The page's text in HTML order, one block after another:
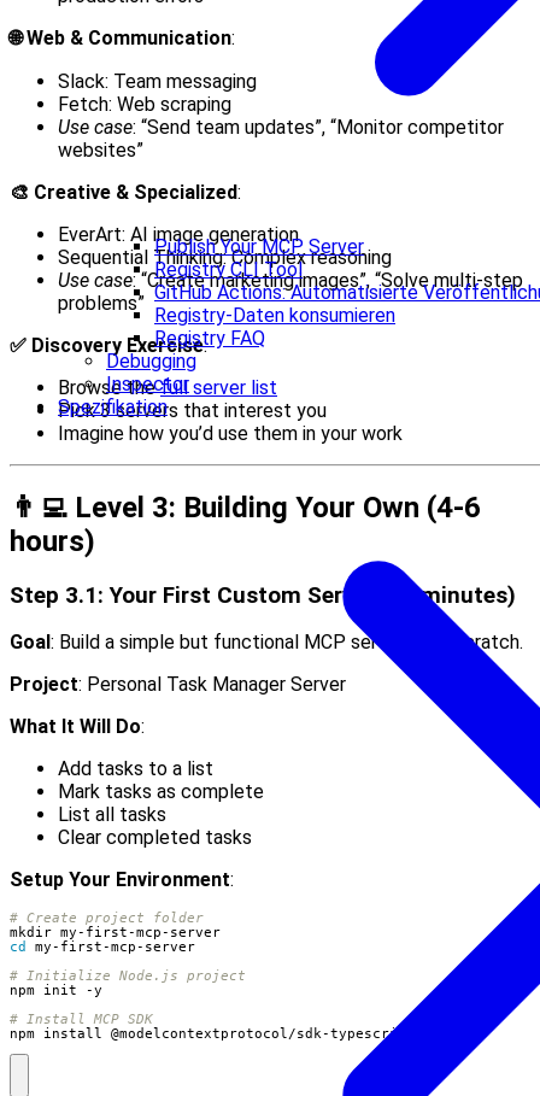
Publish Your MCP Server
Registry CLI Tool
GitHub Actions: Automatisierte
Registry-Daten konsumieren
Registry FAQ
Debugging
Inspector
Spezifikation
🌐 Web & Communication:
Slack: Team messaging
Fetch: Web scraping
Use case: “Send team updates”, “Monitor competitor
websites”
🎨 Creative & Specialized:
EverArt: AI image generation
Sequential Thinking: Complex reasoning
Use case: “Create marketing images”, “Solve multi-step
problems”
✅ Discovery Exercise:
Browse thefull server list
Pick 3 servers that interest you
Imagine how you’d use them in your work
👨‍💻 Level 3: Building Your Own (4-6
hours)
Step 3.1: Your First Custom Server (90 minutes)
Goal : Build a simple but functional MCP server from scratch.
Project: Personal Task Manager Server
What It Will Do:
Add tasks to a list
Mark tasks as complete
List all tasks
Clear completed tasks
Setup Your Environment:
# Create project folder
cd
# Initialize Node.js project
# Install MCP SDK
npm install @modelcontextprotocol/sdk-typescript